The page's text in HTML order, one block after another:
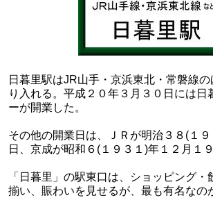
日暮里駅はJR山手・京浜東北・常磐線
り入れる。平成２０年３月３０日には日
ーが開業した。
その他の開業日は、ＪＲが明治３８(１９
日、京成が昭和６(１９３１)年１２月１９
「日暮里」の駅東口は、ショッピング
揃い、賑わいを見せるが、最も有名なの